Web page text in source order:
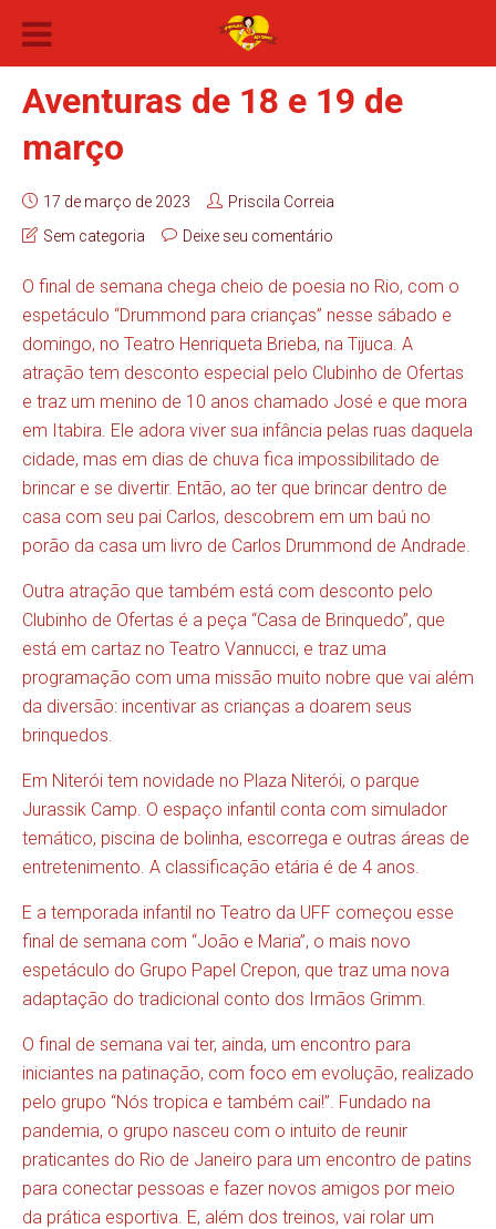
Aventuras de 18 e 19 de
março
17 de março de 2023
Priscila Correia
Sem categoria
Deixe seu comentário
O final de semana chega cheio de poesia no Rio, com o
espetáculo “Drummond para crianças” nesse sábado e
domingo, no Teatro Henriqueta Brieba, na Tijuca. A
atração tem desconto especial pelo Clubinho de Ofertas
e traz um menino de 10 anos chamado José e que mora
em Itabira. Ele adora viver sua infância pelas ruas daquela
cidade, mas em dias de chuva fica impossibilitado de
brincar e se divertir. Então, ao ter que brincar dentro de
casa com seu pai Carlos, descobrem em um baú no
porão da casa um livro de Carlos Drummond de Andrade.
Outra atração que também está com desconto pelo
Clubinho de Ofertas é a peça “Casa de Brinquedo”, que
está em cartaz no Teatro Vannucci, e traz uma
programação com uma missão muito nobre que vai além
da diversão: incentivar as crianças a doarem seus
brinquedos.
Em Niterói tem novidade no Plaza Niterói, o parque
Jurassik Camp. O espaço infantil conta com simulador
temático, piscina de bolinha, escorrega e outras áreas de
entretenimento. A classificação etária é de 4 anos.
E a temporada infantil no Teatro da UFF começou esse
final de semana com “João e Maria”, o mais novo
espetáculo do Grupo Papel Crepon, que traz uma nova
adaptação do tradicional conto dos Irmãos Grimm.
O final de semana vai ter, ainda, um encontro para
iniciantes na patinação, com foco em evolução, realizado
pelo grupo “Nós tropica e também cai!”. Fundado na
pandemia, o grupo nasceu com o intuito de reunir
praticantes do Rio de Janeiro para um encontro de patins
para conectar pessoas e fazer novos amigos por meio
da prática esportiva. E, além dos treinos, vai rolar um